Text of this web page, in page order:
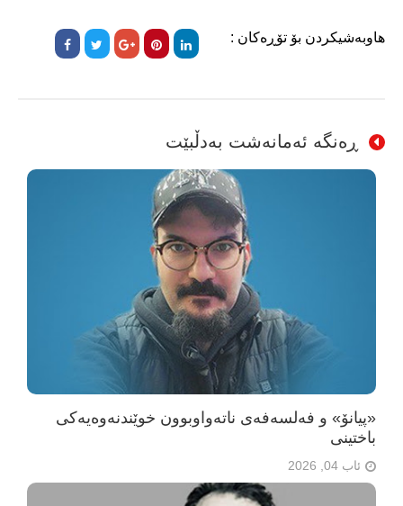
هاوبەشیکردن بۆ تۆڕەکان :
ڕەنگە ئەمانەشت بەدڵبێت
«پیانۆ» و فەلسەفەی ناتەواوبوون خوێندنەوەیەکی
باختینی
ئاب 04, 2026